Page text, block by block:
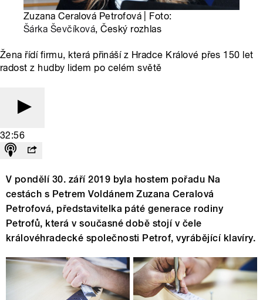
Zuzana Ceralová Petrofová | Foto:
Šárka Ševčíková, Český rozhlas
Žena řídí firmu, která přináší z Hradce Králové přes 150 let
radost z hudby lidem po celém světě
32:56
V pondělí 30. září 2019 byla hostem pořadu Na
cestách s Petrem Voldánem Zuzana Ceralová
Petrofová, představitelka páté generace rodiny
Petrofů, která v současné době stojí v čele
královéhradecké společnosti Petrof, vyrábějící klavíry.